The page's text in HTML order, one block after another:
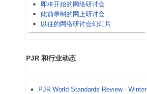
即将开始的网络研讨会
此前录制的网上研讨会
以往的网络研讨会幻灯片
PJR 和行业动态
PJR World Standards Review - Winter